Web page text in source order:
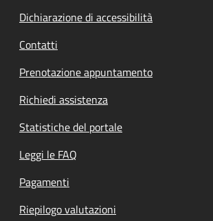
Dichiarazione di accessibilità
Contatti
Prenotazione appuntamento
Richiedi assistenza
Statistiche del portale
Leggi le FAQ
Pagamenti
Riepilogo valutazioni